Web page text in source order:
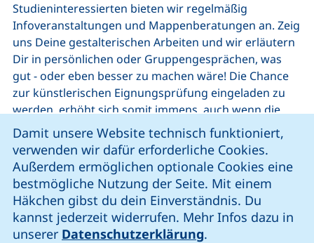
Damit unsere Website technisch funktioniert,
verwenden wir dafür erforderliche Cookies.
Außerdem ermöglichen optionale Cookies eine
bestmögliche Nutzung der Seite. Mit einem
Häkchen gibst du dein Einverständnis. Du
kannst jederzeit widerrufen. Mehr Infos dazu in
unserer Datenschutzerklärung.
Studieninteressierten bieten wir regelmäßig
Infoveranstaltungen und Mappenberatungen an. Zeig
uns Deine gestalterischen Arbeiten und wir erläutern
Dir in persönlichen oder Gruppengesprächen, was
gut - oder eben besser zu machen wäre! Die Chance
zur künstlerischen Eignungsprüfung eingeladen zu
werden, erhöht sich somit immens, auch wenn die
Beratung allein noch kein Garant für einen
Studienplatz im Mediendesign ist.
Diese kostenlosen Beratungstermine finden im
Winterhalbjahr in der Regel als Einzeltermine statt
und im Frühjahr als Gruppenberatung statt.